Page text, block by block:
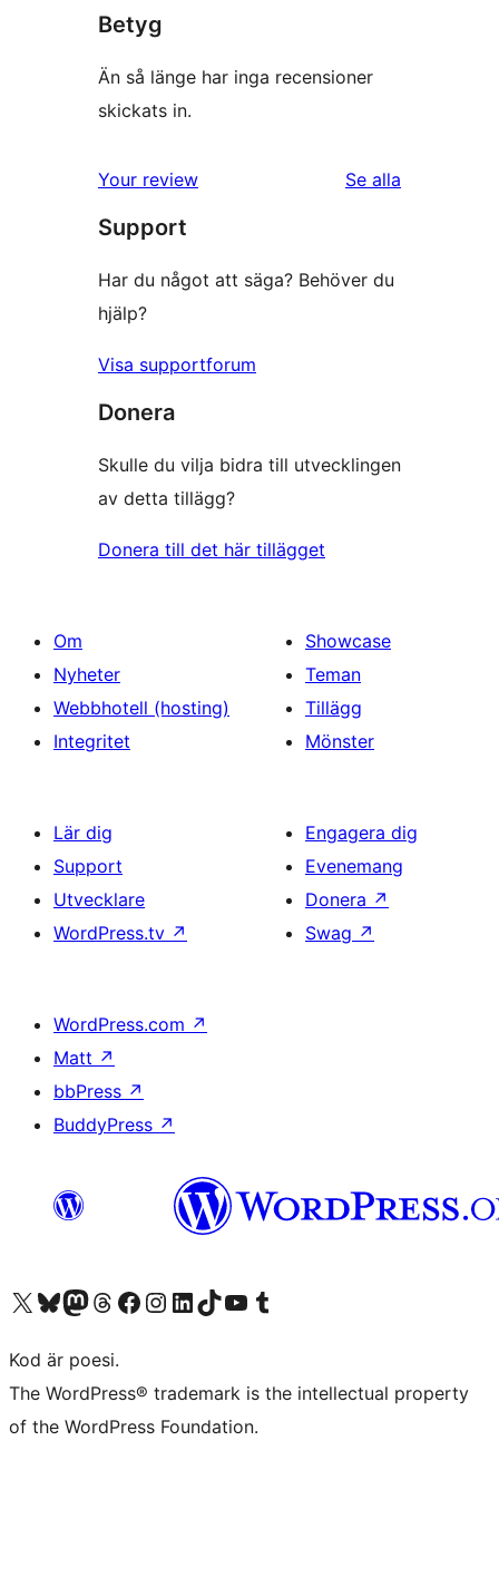
Betyg
Än så länge har inga recensioner
skickats in.
Your review
Se alla
Support
Har du något att säga? Behöver du
hjälp?
Visa supportforum
Donera
Skulle du vilja bidra till utvecklingen
av detta tillägg?
Donera till det här tillägget
Om
Nyheter
Webbhotell (hosting)
Integritet
Showcase
Teman
Tillägg
Mönster
Lär dig
Support
Utvecklare
WordPress.tv ↗
Engagera dig
Evenemang
Donera ↗
Swag ↗
WordPress.com ↗
Matt ↗
bbPress ↗
BuddyPress ↗
Besök vår X-konto (f.d. Twitter)
Besök vårt Bluesky-konto
Besök vårt Mastodon-konto
Besök vårt Thread-konto
Besök vår Facebook-sidaBesök vårt Instagram-konto
Besök vårt LinkedIn-konto
Besök vårt TikTok-konto
Besök vår YouTube-kanalBesök vårt Tumblr-konto
Kod är poesi.
The WordPress® trademark is the intellectual property
of the WordPress Foundation.